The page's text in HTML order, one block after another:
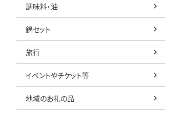
調味料・油
鍋セット
旅行
イベントやチケット等
地域のお礼の品